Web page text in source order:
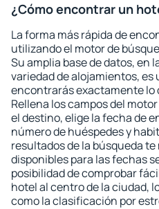
¿Cómo encontrar un
La forma más rápida de
utilizando el motor de
Su amplia base de datos, en
variedad de alojamientos,
encontrarás exactamente lo
Rellena los campos del
el destino, elige la fecha de
número de huéspedes y
resultados de la búsqueda
disponibles para las fechas
posibilidad de comprobar
hotel al centro de la ciudad,
como la clasificación por